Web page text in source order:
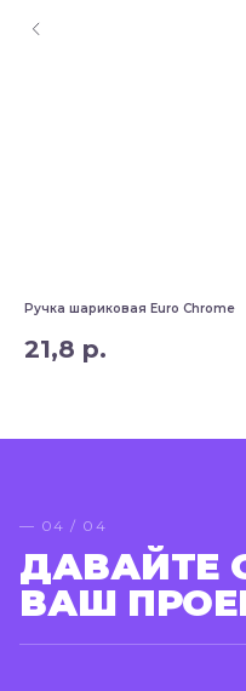
Ручка шариковая Euro Chrome
21,8 р.
— 04 / 04
ДАВАЙТЕ
ВАШ